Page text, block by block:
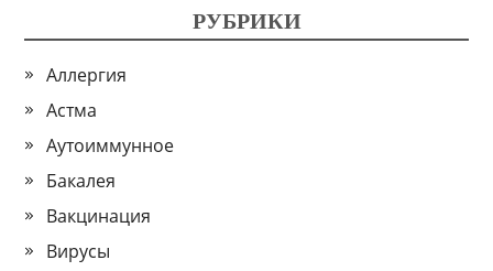
РУБРИКИ
Аллергия
Астма
Аутоиммунное
Бакалея
Вакцинация
Вирусы